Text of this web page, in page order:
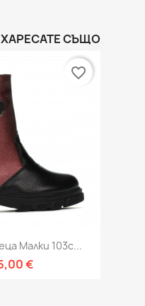
СЪЩО
преглед
Малки 103c...
€
favorite_border